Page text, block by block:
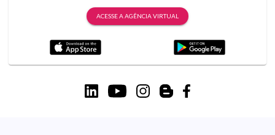
ACESSE A AGÊNCIA VIRTUAL